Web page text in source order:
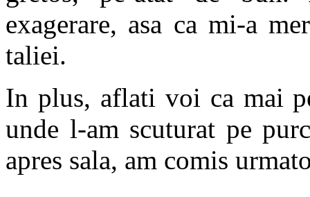
exagerare, asa ca mi-a
taliei.
In plus, aflati voi ca mai
unde l-am scuturat pe
apres sala, am comis